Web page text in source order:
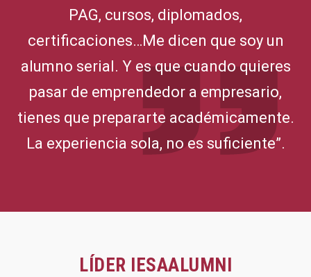
PAG, cursos, diplomados,
certificaciones…Me dicen que soy un
alumno serial. Y es que cuando quieres
pasar de emprendedor a empresario,
tienes que prepararte académicamente.
La experiencia sola, no es suficiente”.
LÍDER IESAALUMNI